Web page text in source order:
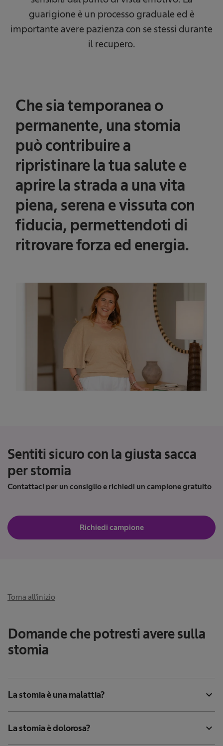
guarigione è un processo graduale ed è
importante avere pazienza con se stessi durante
il recupero.
Che sia temporanea o
permanente, una stomia
può contribuire a
ripristinare la tua salute e
aprire la strada a una vita
piena, serena e vissuta con
fiducia, permettendoti di
ritrovare forza ed energia.
Sentiti sicuro con la giusta sacca
per stomia
Contattaci per un consiglio e richiedi un campione gratuito
Richiedi campione
Torna all'inizio
Domande che potresti avere sulla
stomia
La stomia è una malattia? expand_more
La stomia è dolorosa? expand_more